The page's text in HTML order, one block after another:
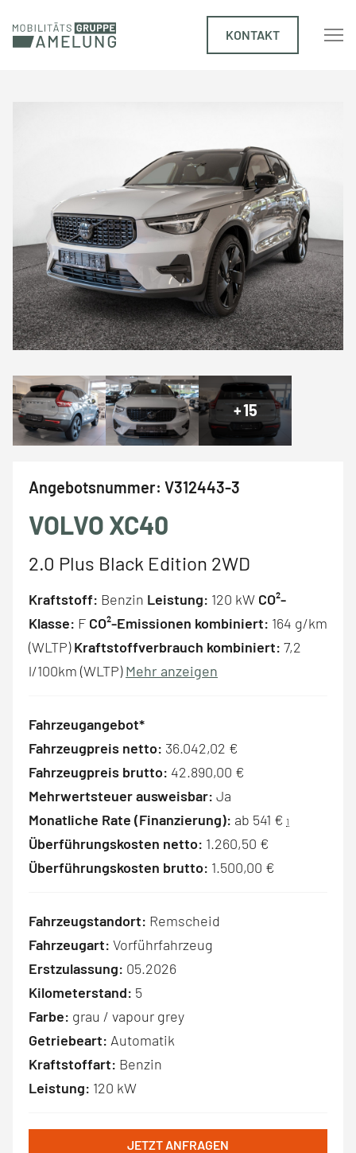
KONTAKT
+15
Angebotsnummer: V312443-3
VOLVO XC40
2.0 Plus Black Edition 2WD
Kraftstoff: Benzin Leistung: 120 kW CO²-
Klasse: F CO²-Emissionen kombiniert: 164 g/km
(WLTP)Kraftstoffverbrauch kombiniert: 7,2
l/100km (WLTP) Mehr anzeigen
Fahrzeugangebot*
Fahrzeugpreis netto: 36.042,02 €
Fahrzeugpreis brutto: 42.890,00 €
Mehrwertsteuer ausweisbar: Ja
Monatliche Rate (Finanzierung): ab 541 € 1
Überführungskosten netto: 1.260,50 €
Überführungskosten brutto: 1.500,00 €
Fahrzeugstandort: Remscheid
Fahrzeugart: Vorführfahrzeug
Erstzulassung: 05.2026
Kilometerstand: 5
Farbe: grau / vapour grey
Getriebeart: Automatik
Kraftstoffart: Benzin
Leistung: 120 kW
JETZT ANFRAGEN